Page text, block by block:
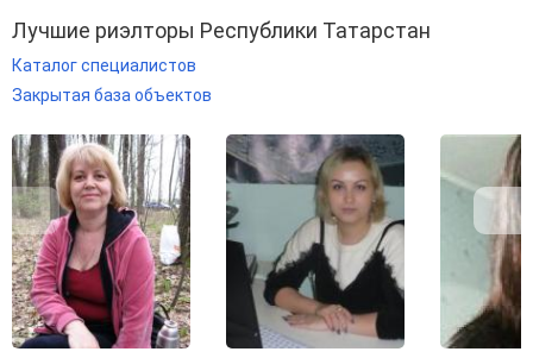
Лучшие риэлторы Республики Татарстан
Каталог специалистов
Закрытая база объектов